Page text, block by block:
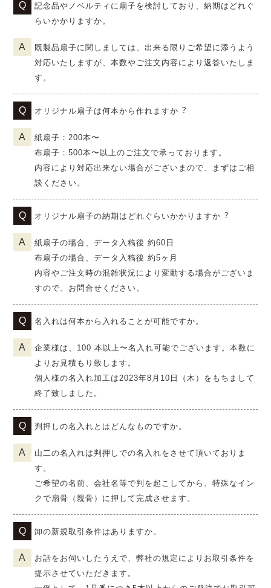
記念品やノベルティに扇子を検討しており、納期はどれぐ
らいかかりますか。
既製品扇子に関しましては、出来る限りご希望に添うよう
対応いたしますが、本数やご注文内容により返答いたしま
す。
オリジナル扇子は何本から作れますか︖
紙扇子：200本〜
布扇子：500本〜以上のご注文で承っております。
内容により対応出来ない場合がございまので、まずはご相
談ください。
オリジナル扇子の納期はどれぐらいかかりますか︖
紙扇子の場合、データ入稿後 約60日
布扇子の場合、データ入稿後 約5ヶ月
内容やご注文時の混雑状況により変動する場合がございま
すので、お問合せください。
名入れは何本から入れることが可能ですか。
企業様は、100 本以上〜名入れ可能でございます。本数に
よりお見積もり致します。
個人様の名入れ加工は2023年8月10日（木）をもちまして
終了致しました。
判押しの名入れとはどんなものですか。
山二の名入れは判押しでの名入れをさせて頂いておりま
す。
ご希望の名前、会社名等で判を起こしてから、特殊なイン
クで扇骨（親骨）に押して完成させます。
卸の新規取引条件はありますか。
お話をお伺いしたうえで、弊社の規定によりお取引条件を
提示させていただきます。